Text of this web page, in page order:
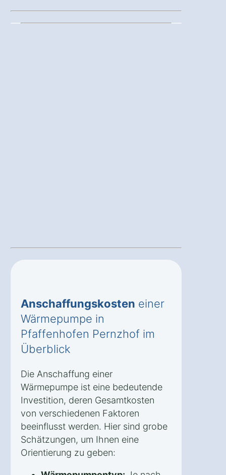
Anschaffungskosten einer
Wärmepumpe in
Pfaffenhofen Pernzhof im
Überblick
Die Anschaffung einer
Wärmepumpe ist eine bedeutende
Investition, deren Gesamtkosten
von verschiedenen Faktoren
beeinflusst werden. Hier sind grobe
Schätzungen, um Ihnen eine
Orientierung zu geben: